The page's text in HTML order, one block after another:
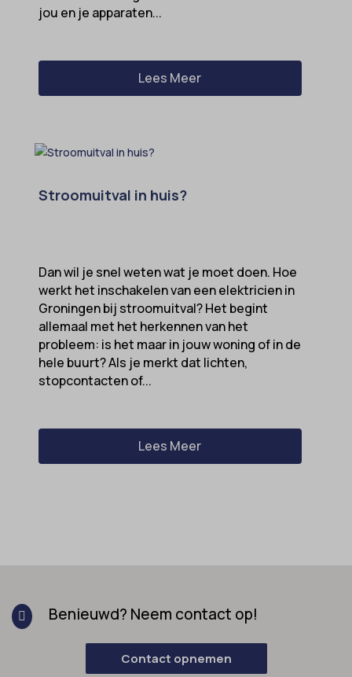
jou en je apparaten...
Lees Meer
Stroomuitval in huis?
Dan wil je snel weten wat je moet doen. Hoe
werkt het inschakelen van een elektricien in
Groningen bij stroomuitval? Het begint
allemaal met het herkennen van het
probleem: is het maar in jouw woning of in de
hele buurt? Als je merkt dat lichten,
stopcontacten of...
Lees Meer
 Benieuwd? Neem contact op!
Contact opnemen